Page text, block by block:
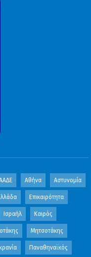
Αθήνα Αστυνομία
Επικαιρότητα
Ισραήλ Καιρός
Μητσοτάκης
Παναθηναϊκός